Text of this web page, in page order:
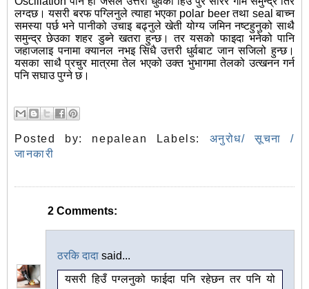
लग्दछ। यसरी बरफ पग्लिनुले त्याहा भएका polar beer तथा seal बाच्न
समस्या पर्छ भने पानीको उचाइ बढ्नुले खेती योग्य जमिन नष्टहुनुको साथै
समुन्द्र छेउका शहर डुब्ने खतरा हुन्छ। तर यसको फाइदा भनेको पानि
जहाजलाइ पनामा क्यानल नभइ सिधै उत्तरी धुर्वबाट जान सजिलो हुन्छ।
यसका साथै प्रचुर मात्रमा तेल भएको उक्त भुभागमा तेलको उत्खनन गर्न
पनि सघाउ पुग्ने छ।
Posted by: nepalean Labels: अनुरोध/ सूचना /
जानकारी
2 Comments:
ठरकि दादा said...
यसरी हिउँ पग्लनुको फाईदा पनि रहेछन तर पनि यो